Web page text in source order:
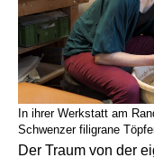
In ihrer Werkstatt am
Schwenzer filigrane
Der Traum von der